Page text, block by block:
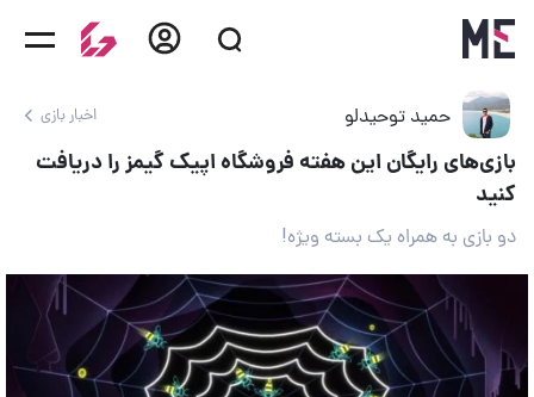
حمید توحیدلو اخبار بازی
بازی‌های رایگان این هفته فروشگاه اپیک گیمز را دریافت
کنید
دو بازی به همراه یک بسته ویژه!